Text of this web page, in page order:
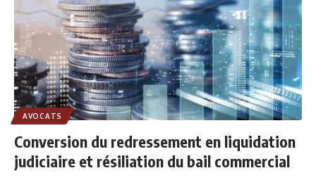
AVOCATS
Conversion du redressement en liquidation
judiciaire et résiliation du bail commercial